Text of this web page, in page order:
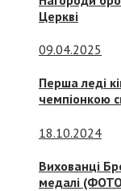
Церкві
09.04.2025
Перша леді
чемпіонкою
18.10.2024
Вихованці
медалі